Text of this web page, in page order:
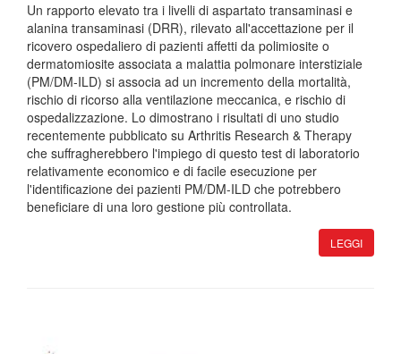
Un rapporto elevato tra i livelli di aspartato transaminasi e
alanina transaminasi (DRR), rilevato all'accettazione per il
ricovero ospedaliero di pazienti affetti da polimiosite o
dermatomiosite associata a malattia polmonare interstiziale
(PM/DM-ILD) si associa ad un incremento della mortalità,
rischio di ricorso alla ventilazione meccanica, e rischio di
ospedalizzazione. Lo dimostrano i risultati di uno studio
recentemente pubblicato su Arthritis Research & Therapy
che suffragherebbero l'impiego di questo test di laboratorio
relativamente economico e di facile esecuzione per
l'identificazione dei pazienti PM/DM-ILD che potrebbero
beneficiare di una loro gestione più controllata.
LEGGI